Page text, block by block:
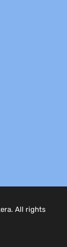
All rights